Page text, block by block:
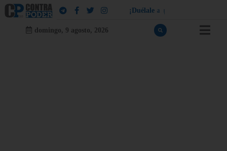
¡ Dué a e a q
domingo, 9 agosto, 2026